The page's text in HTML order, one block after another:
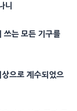
니
쓰는 모든 기구를
으로 계수되었으